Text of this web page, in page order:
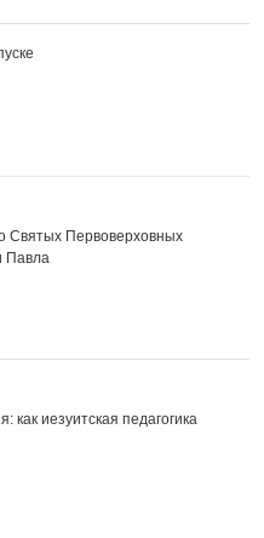
Святых Первоверховных
Павла
как иезуитская педагогика